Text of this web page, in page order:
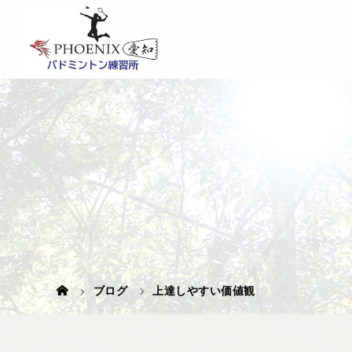
ブログ 上達しやすい価値観